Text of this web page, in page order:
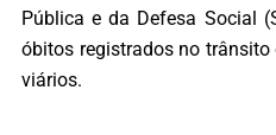
Pública e da Defesa Social
óbitos registrados no trânsito
viários.